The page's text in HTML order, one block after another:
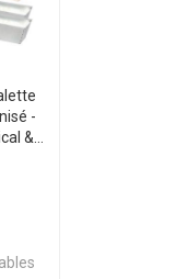
-
&